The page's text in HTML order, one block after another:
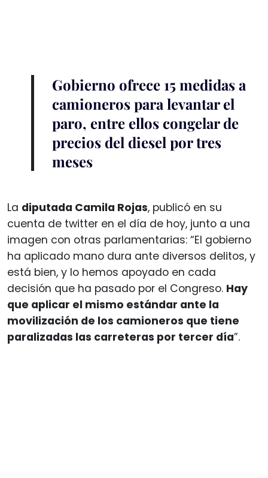
Gobierno ofrece 15 medidas a
camioneros para levantar el
paro, entre ellos congelar de
precios del diesel por tres
meses
La diputada Camila Rojas, publicó en su
cuenta de twitter en el día de hoy, junto a una
imagen con otras parlamentarias: “El gobierno
ha aplicado mano dura ante diversos delitos, y
está bien, y lo hemos apoyado en cada
decisión que ha pasado por el Congreso. Hay
que aplicar el mismo estándar ante la
movilización de los camioneros que tiene
paralizadas las carreteras por tercer día”.